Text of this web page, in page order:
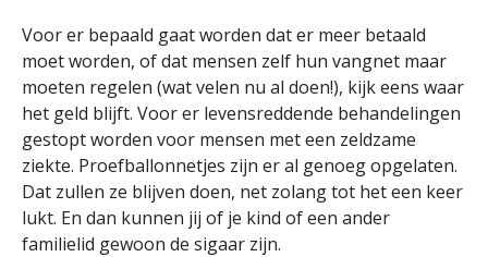
Voor er bepaald gaat worden dat er meer betaald
moet worden, of dat mensen zelf hun vangnet maar
moeten regelen (wat velen nu al doen!), kijk eens waar
het geld blijft. Voor er levensreddende behandelingen
gestopt worden voor mensen met een zeldzame
ziekte. Proefballonnetjes zijn er al genoeg opgelaten.
Dat zullen ze blijven doen, net zolang tot het een keer
lukt. En dan kunnen jij of je kind of een ander
familielid gewoon de sigaar zijn.